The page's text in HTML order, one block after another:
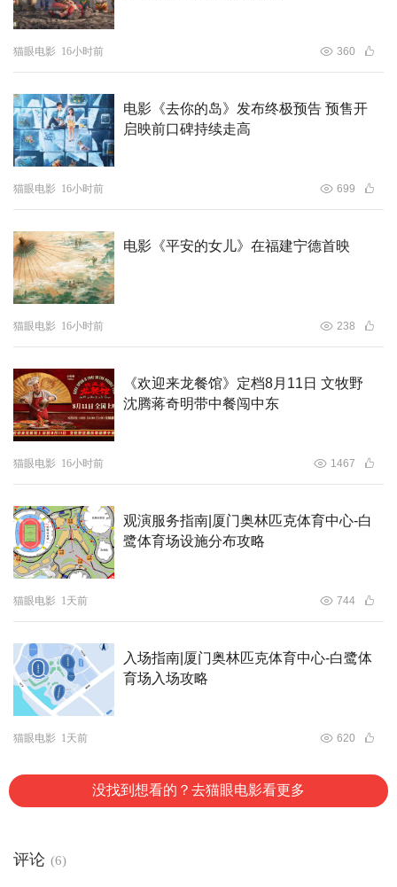
猫眼电影 16小时前 360
电影《去你的岛》发布终极预告 预售开
启映前口碑持续走高
猫眼电影 16小时前 699
电影《平安的女儿》在福建宁德首映
猫眼电影 16小时前 238
《欢迎来龙餐馆》定档8月11日 文牧野
沈腾蒋奇明带中餐闯中东
猫眼电影 16小时前 1467
观演服务指南|厦门奥林匹克体育中心-白
鹭体育场设施分布攻略
猫眼电影 1天前 744
入场指南|厦门奥林匹克体育中心-白鹭体
育场入场攻略
猫眼电影 1天前 620
没找到想看的？去猫眼电影看更多
评论 (6)